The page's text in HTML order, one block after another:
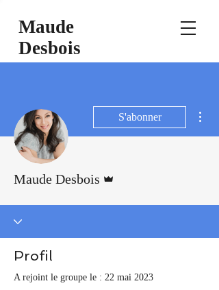
Maude
Desbois
S'abonner
Maude Desbois
Profil
A rejoint le groupe le : 22 mai 2023